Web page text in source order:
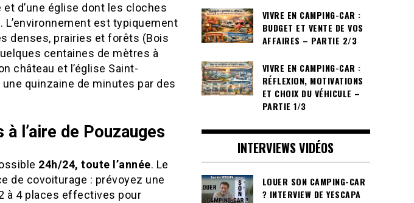
d’une église dont les cloches
est typiquement
denses, prairies et forêts (Bois
centaines de mètres à
château et l’église Saint-
quinzaine de minutes par des
l’aire de Pouzauges
24h/24, toute l’année. Le
de covoiturage : prévoyez une
à 4 places effectives pour
VIVRE EN CAMPING-CAR :
BUDGET ET VENTE DE VOS
AFFAIRES – PARTIE 2/3
VIVRE EN CAMPING-CAR :
RÉFLEXION, MOTIVATIONS
ET CHOIX DU VÉHICULE –
PARTIE 1/3
INTERVIEWS VIDÉOS
LOUER SON CAMPING-CAR
? INTERVIEW DE YESCAPA